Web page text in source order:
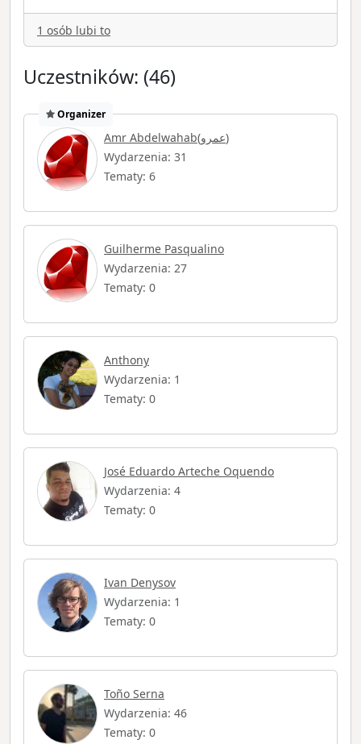
1 osób lubi to
Uczestników: (46)
Organizer
Amr Abdelwahab(عمرو)
Wydarzenia: 31
Tematy: 6
Guilherme Pasqualino
Wydarzenia: 27
Tematy: 0
Anthony
Wydarzenia: 1
Tematy: 0
José Eduardo Arteche Oquendo
Wydarzenia: 4
Tematy: 0
Ivan Denysov
Wydarzenia: 1
Tematy: 0
Toño Serna
Wydarzenia: 46
Tematy: 0